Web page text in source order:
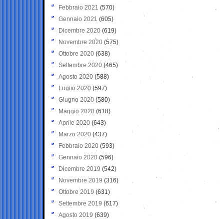
Febbraio 2021 (570)
Gennaio 2021 (605)
Dicembre 2020 (619)
Novembre 2020 (575)
Ottobre 2020 (638)
Settembre 2020(465)
Agosto 2020 (588)
Luglio 2020 (597)
Giugno 2020 (580)
Maggio 2020 (618)
Aprile 2020 (643)
Marzo 2020 (437)
Febbraio 2020 (593)
Gennaio 2020 (596)
Dicembre 2019 (542)
Novembre 2019 (316)
Ottobre 2019 (631)
Settembre 2019 (617)
Agosto 2019 (639)